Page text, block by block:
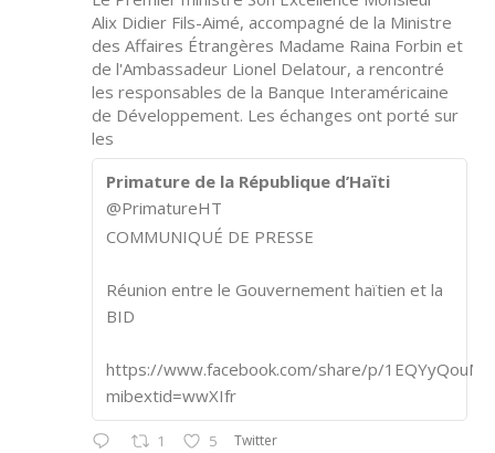
Alix Didier Fils-Aimé, accompagné de la Ministre
des Affaires Étrangères Madame Raina Forbin et
de l'Ambassadeur Lionel Delatour, a rencontré
les responsables de la Banque Interaméricaine
de Développement. Les échanges ont porté sur
les
Primature de la République d’Haïti
@PrimatureHT
COMMUNIQUÉ DE PRESSE
Réunion entre le Gouvernement haïtien et la
BID
https://www.facebook.com/share/p/
mibextid=wwXIfr
1 5 Twitter